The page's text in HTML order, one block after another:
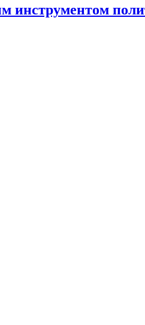
инструментом